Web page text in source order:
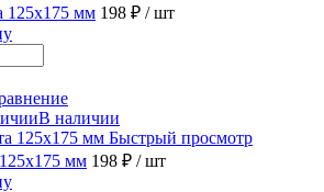
125х175 мм 198 ₽ / шт
В наличии
Быстрый просмотр
мм 198 ₽ / шт